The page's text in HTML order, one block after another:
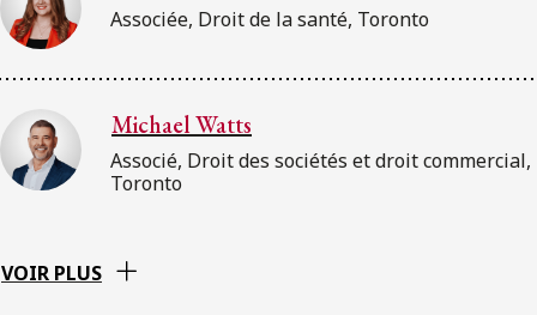
Associée, Droit de la santé, Toronto
Michael Watts
Associé, Droit des sociétés et droit commercial,
Toronto
VOIR PLUS